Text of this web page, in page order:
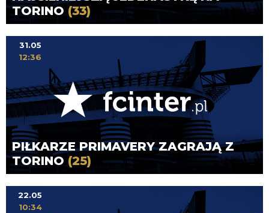
TORINO (33)
PIŁKARZE PRIMAVERY ZAGRAJĄ Z
TORINO(25)
31.05
12:36
22.05
10:34